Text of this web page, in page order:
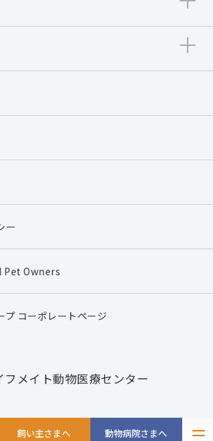
飼い主さまへ 動物病院さまへ
ー
Owners
プ コーポレートページ
メイト動物医療センター